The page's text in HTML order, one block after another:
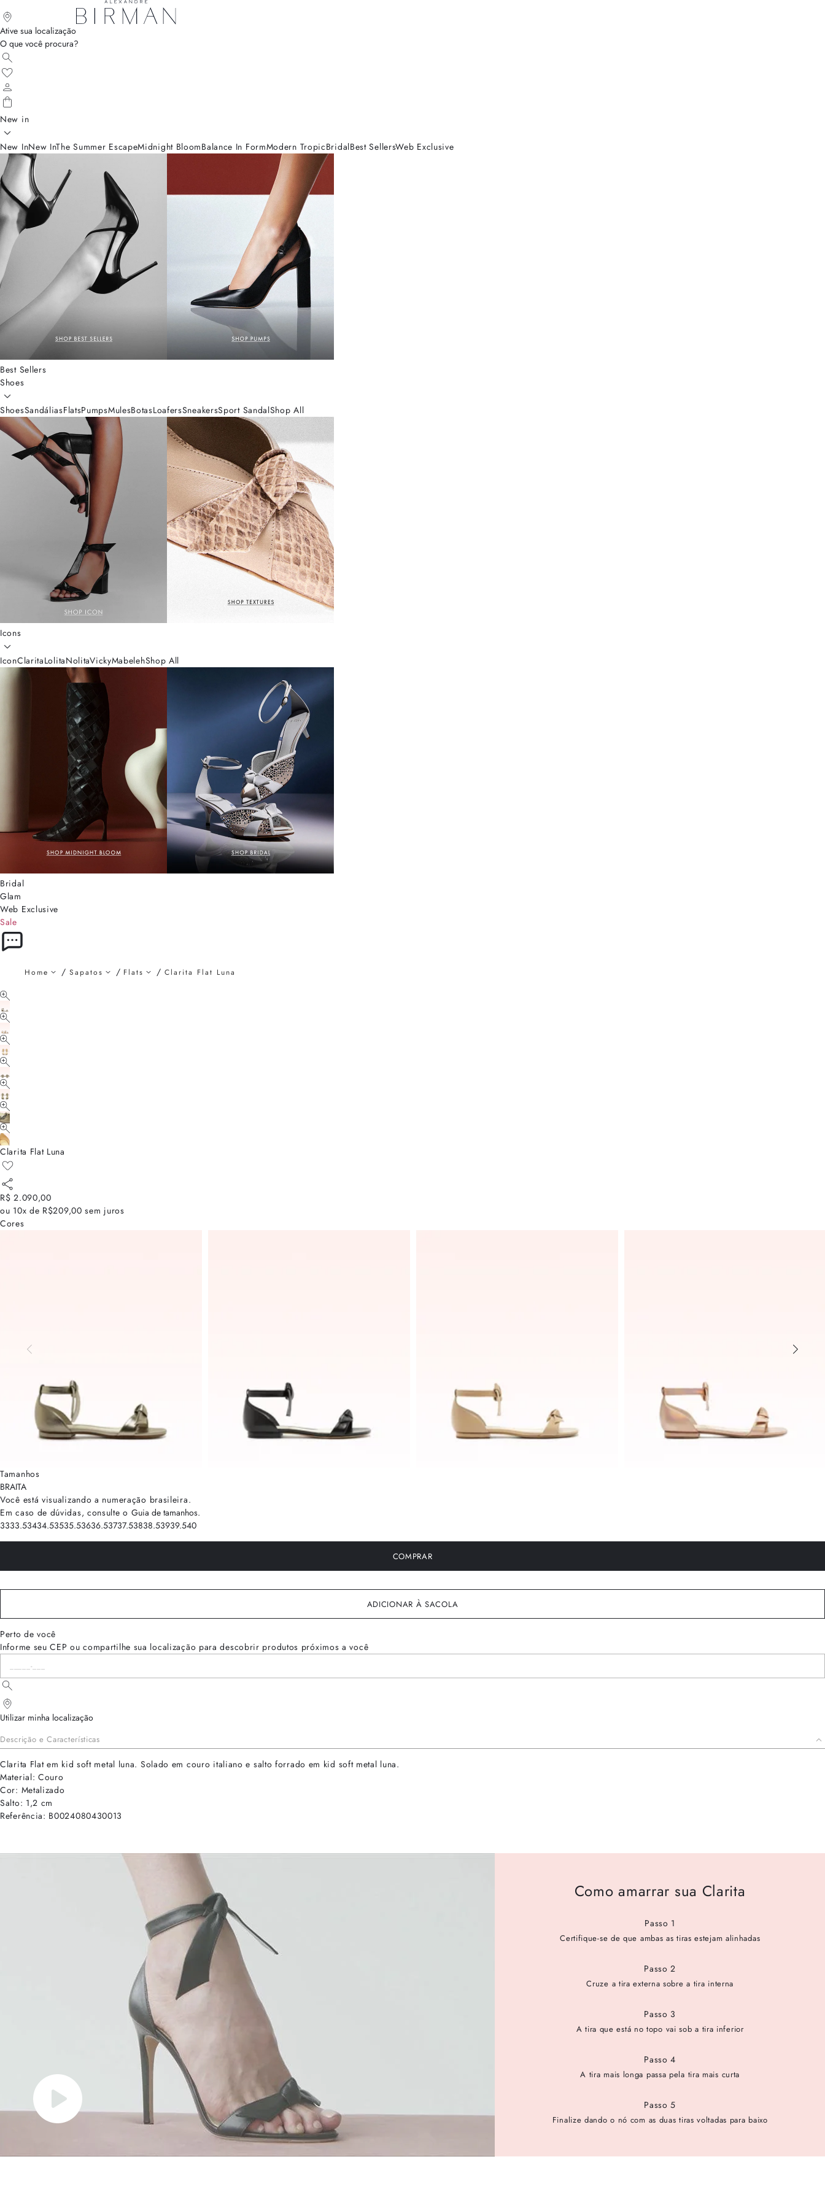
Ative sua localização
O que você procura?
New in
New InNew InThe Summer EscapeMidnight BloomBalance In FormModern TropicBridalBest SellersWeb Exclusive
Best Sellers
Shoes
ShoesSandáliasFlatsPumpsMulesBotasLoafersSneakersSport SandalShop All
Icons
IconClaritaLolitaNolitaVickyMabelehShop All
Bridal
Glam
Web Exclusive
Sale
Home Sapatos Flats Clarita Flat Luna
Clarita Flat Luna
R$ 2.090,00
ou 10x de R$209,00 sem juros
Cores
Tamanhos
BRAITA
Você está visualizando a numeração brasileira.
Em caso de dúvidas, consulte o Guia de tamanhos.
3333.53434.53535.53636.53737.53838.53939.540
COMPRAR
ADICIONAR À SACOLA
Perto de você
Informe seu CEP ou compartilhe sua localização para descobrir produtos próximos a você
Utilizar minha localização
Descrição e Características
Clarita Flat em kid soft metal luna. Solado em couro italiano e salto forrado em kid soft metal luna.
Material: Couro
Cor: Metalizado
Salto: 1,2 cm
Referência: B0024080430013
Como amarrar sua Clarita
Passo 1
Certifique-se de que ambas as tiras estejam alinhadas
Passo 2
Cruze a tira externa sobre a tira interna
Passo 3
A tira que está no topo vai sob a tira inferior
Passo 4
A tira mais longa passa pela tira mais curta
Passo 5
Finalize dando o nó com as duas tiras voltadas para baixo